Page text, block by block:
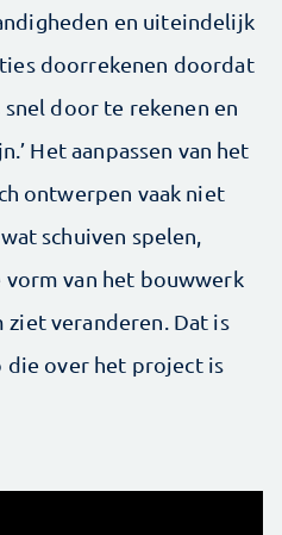
en uiteindelijk
doorrekenen doordat
snel door te rekenen en
Het aanpassen van het
ontwerpen vaak niet
schuiven spelen,
van het bouwwerk
veranderen. Dat is
die over het project is